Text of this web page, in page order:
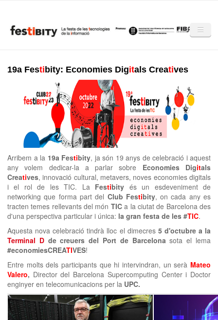
Programa
Mencions
Notícies
Mèdia
Altres edicions
19a Festi bity: Economies Digitals Creatives
Arribem a la 19a Festibity, ja són 19 anys de celebració i aquest
any volem dedicar-la a parlar sobre Economies Digitals
Creatives, innovació cultural, metavers, noves economies digitals
i el rol de les TIC. La Festibity és un esdeveniment de
networking que forma part del Club Festibity, on cada any es
tracten temes rellevants del món TICa la ciutat de Barcelona des
d'una perspectiva particular i única: la gran festa de les #TIC.
Aquesta nova celebració tindrà lloc el dimecres 5 d'octubre a la
Terminal Dde creuers del Port de Barcelonasota el lema
#economiesCREATIVES!
Entre molts dels participants que hi intervindran, un serà Mateo
Valero, Director del Barcelona Supercomputing Center i Doctor
enginyer en telecomunicacions per la UPC.